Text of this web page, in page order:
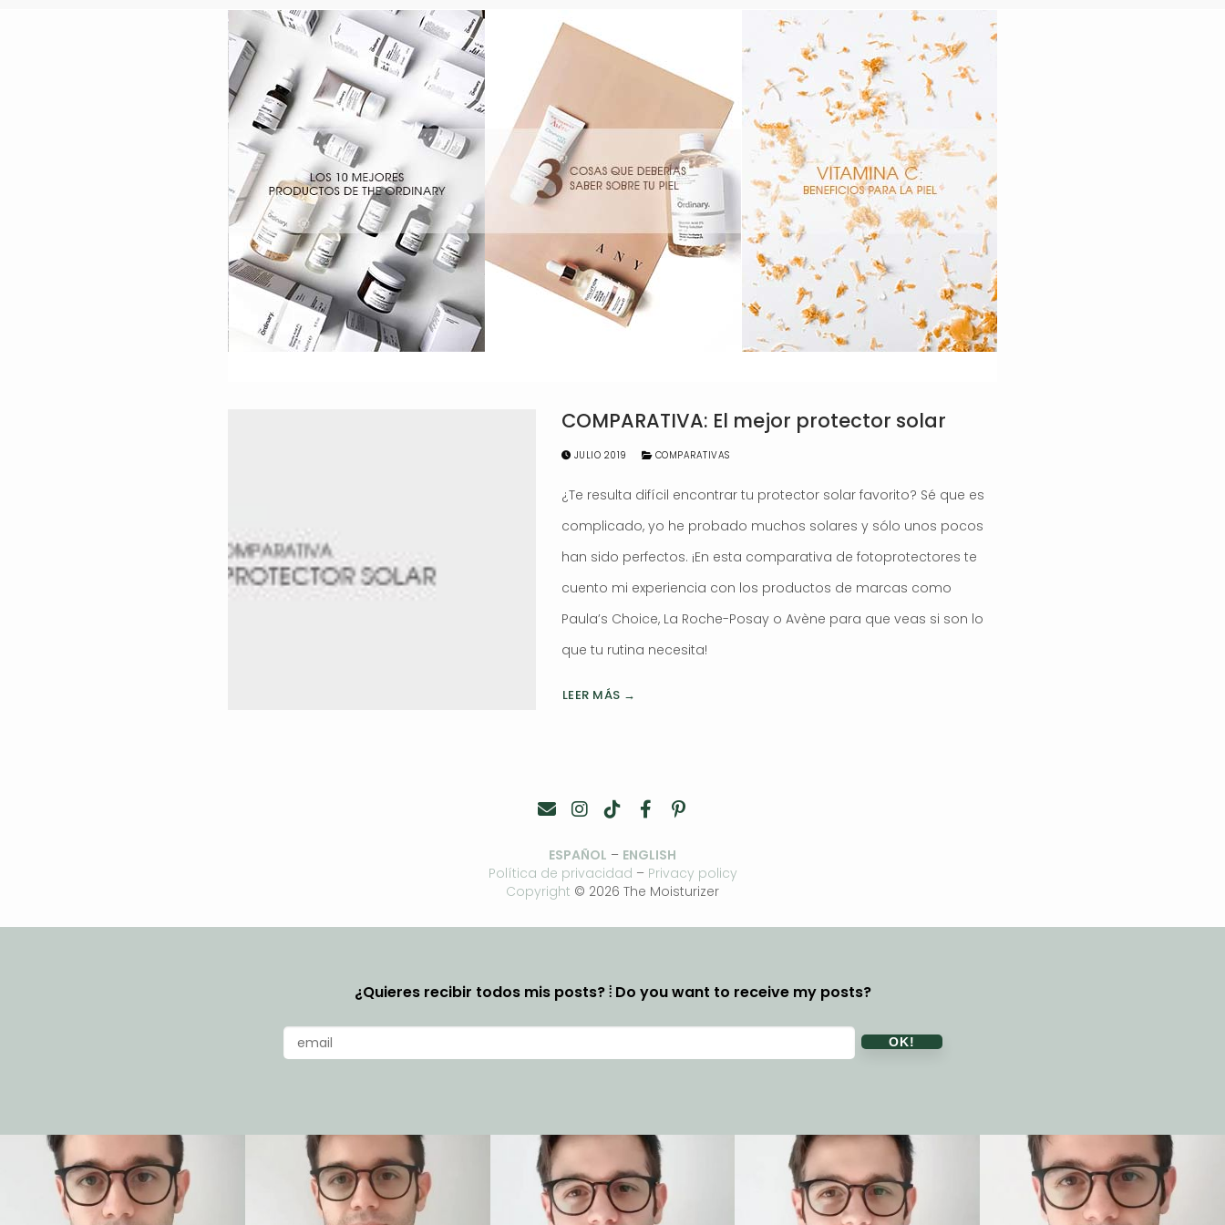
COMPARATIVA: El mejor protector solar
JULIO 2019 COMPARATIVAS
¿Te resulta difícil encontrar tu protector solar favorito? Sé que es
complicado, yo he probado muchos solares y sólo unos pocos
han sido perfectos. ¡En esta comparativa de fotoprotectores te
cuento mi experiencia con los productos de marcas como
Paula’s Choice, La Roche-Posay o Avène para que veas si son lo
que tu rutina necesita!
LEER MÁS →
ESPAÑOL – ENGLISH
Política de privacidad – Privacy policy
Copyright © 2026 The Moisturizer
¿Quieres recibir todos mis posts? ⦙ Do you want to receive my posts?